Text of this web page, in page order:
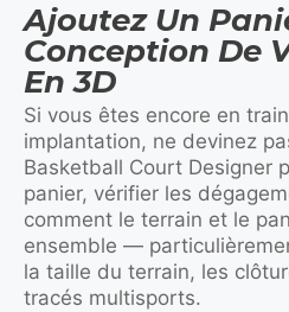
Ajoutez Un
Conception De
En 3D
Si vous êtes encore en
implantation, ne devinez
Basketball Court Designer
panier, vérifier les
comment le terrain et le
ensemble —
la taille du terrain, les
tracés multisports.